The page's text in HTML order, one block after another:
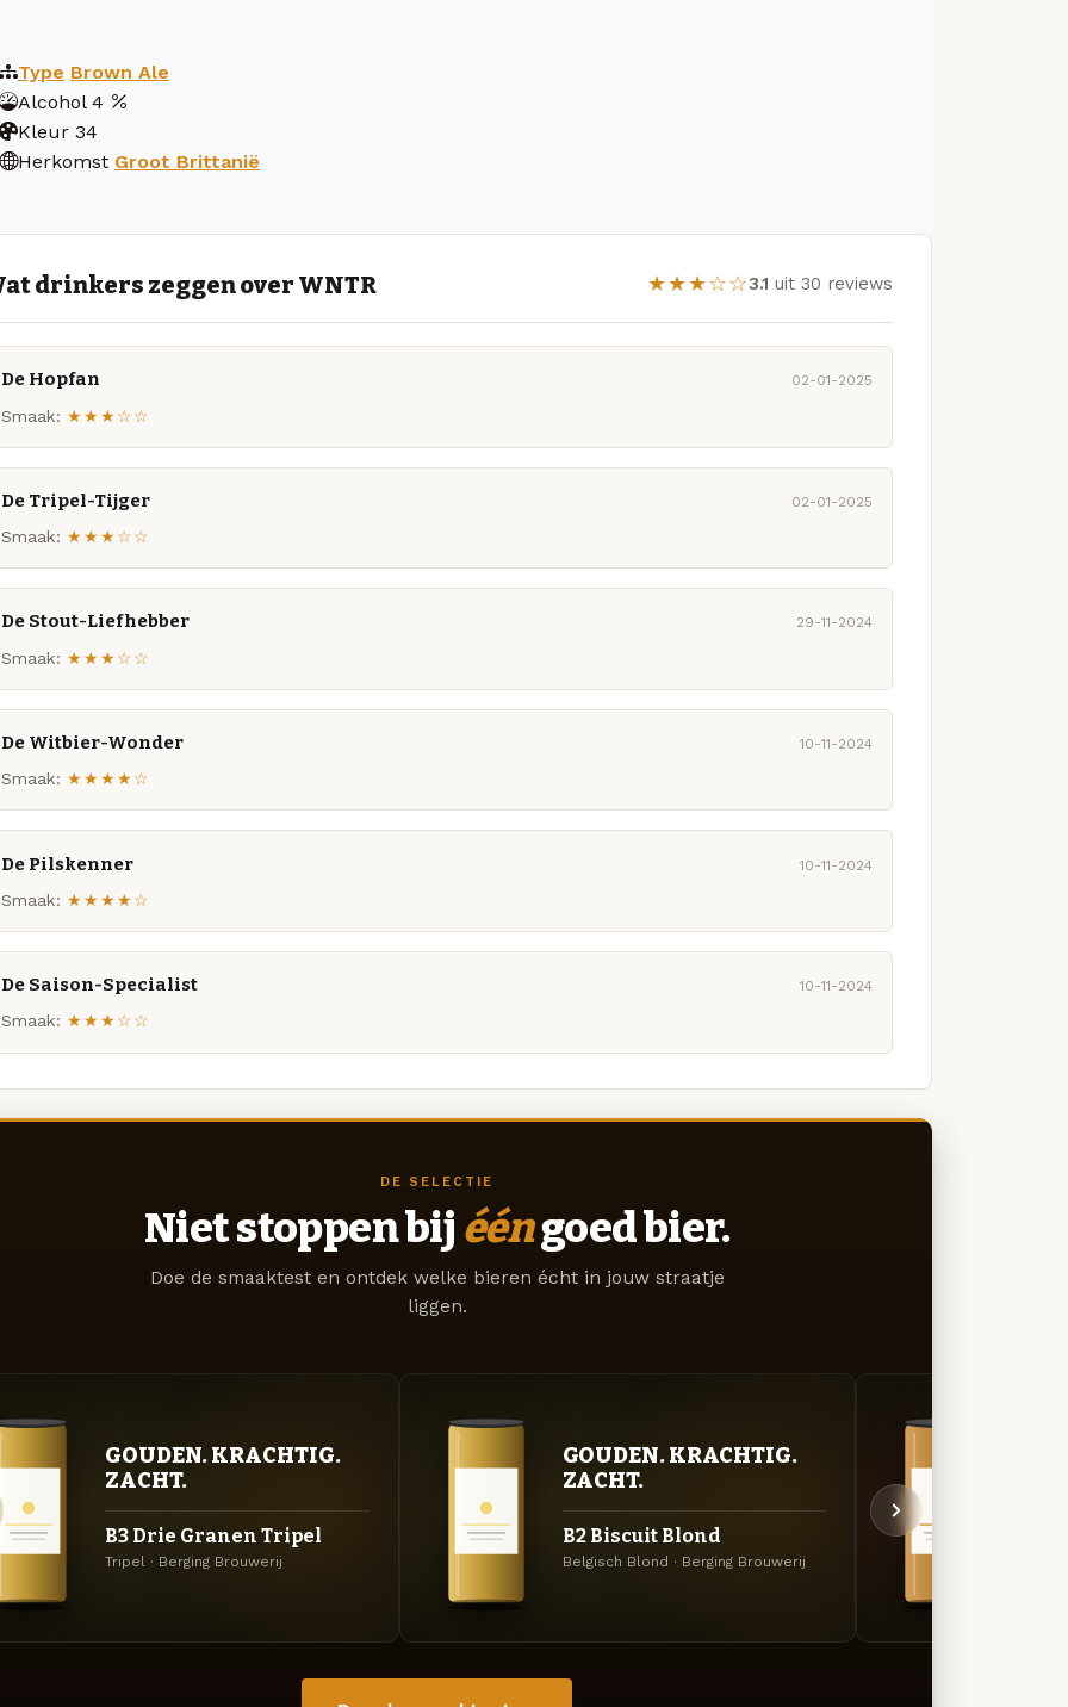
Type Brown Ale
Alcohol 4
Kleur 34
Herkomst Groot Brittanië
drinkers zeggen over WNTR ★★★☆☆3.1 uit 30 reviews
De Hopfan 02-01-2025
Smaak: ★★★☆☆
De Tripel-Tijger 02-01-2025
Smaak: ★★★☆☆
De Stout-Liefhebber 29-11-2024
Smaak: ★★★☆☆
De Witbier-Wonder 10-11-2024
Smaak: ★★★★☆
De Pilskenner 10-11-2024
Smaak: ★★★★☆
De Saison-Specialist 10-11-2024
Smaak: ★★★☆☆
DE SELECTIE
Niet stoppen bij ééngoed bier.
Doe de smaaktest en ontdek welke bieren écht in jouw straatje
liggen.
GOUDEN. KRACHTIG.
ZACHT.
B3 Drie Granen Tripel
Tripel · Berging Brouwerij
GOUDEN. KRACHTIG.
ZACHT.
B2 Biscuit Blond
Belgisch Blond · Berging Brouwerij